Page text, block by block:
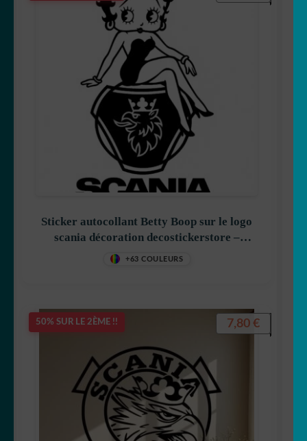
Sticker autocollant Betty Boop sur le logo
scania décoration decostickerstore –
KJMWUT
+63 COULEURS
50% SUR LE 2ÈME !! 7,80 €